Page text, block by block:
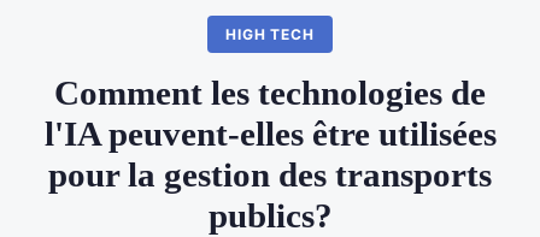
HIGH TECH
Comment les technologies de
l'IA peuvent-elles être utilisées
pour la gestion des transports
publics?